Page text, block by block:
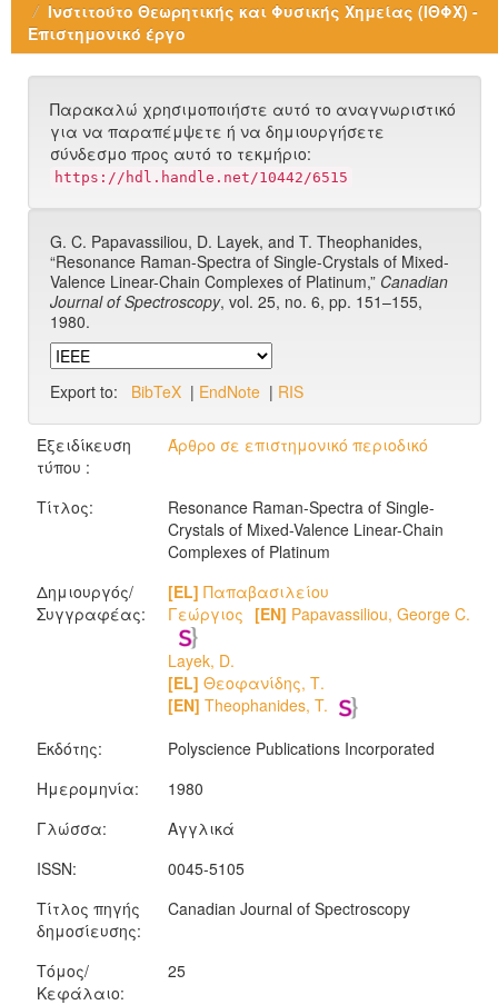
Ινστιτούτο Θεωρητικής και Φυσικής Χημείας (ΙΘΦΧ) -
Επιστημονικό έργο
Παρακαλώ χρησιμοποιήστε αυτό το αναγνωριστικό
για να παραπέμψετε ή να δημιουργήσετε
σύνδεσμο προς αυτό το τεκμήριο:
https://hdl.handle.net/10442/6515
G. C. Papavassiliou, D. Layek, and T. Theophanides,
“Resonance Raman-Spectra of Single-Crystals of Mixed-
Valence Linear-Chain Complexes of Platinum,” Canadian
Journal of Spectroscopy, vol. 25, no. 6, pp. 151–155,
1980.
Export to: BibTeX | EndNote | RIS
Εξειδίκευση
τύπου :
Άρθρο σε επιστημονικό περιοδικό
Τίτλος:
Resonance Raman-Spectra of Single-
Crystals of Mixed-Valence Linear-Chain
Complexes of Platinum
Δημιουργός/
Συγγραφέας:
[EL] Παπαβασιλείου
Γεώργιος [EN] Papavassiliou, George C.
Layek, D.
[EL] Θεοφανίδης, Τ.
[EN] Theophanides, T.
Εκδότης:
Polyscience Publications Incorporated
Ημερομηνία:
1980
Γλώσσα:
Αγγλικά
ISSN:
0045-5105
Τίτλος πηγής
δημοσίευσης:
Canadian Journal of Spectroscopy
Τόμος/
Κεφάλαιο:
25